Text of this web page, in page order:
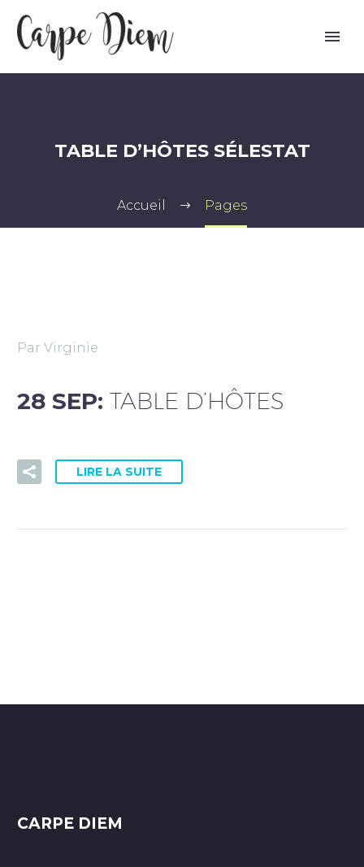
TABLE D’HÔTES SÉLESTAT
Accueil Pages
Par Virginie
28 SEP: TABLE D’HÔTES
LIRE LA SUITE
CARPE DIEM